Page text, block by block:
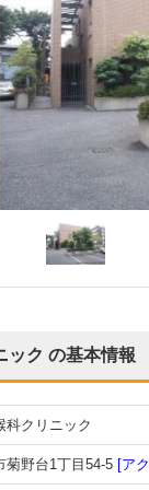
ック の基本情報
科クリニック
菊野台1丁目54-5 [ア